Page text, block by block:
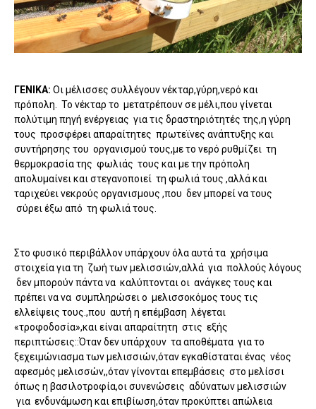
ΓΕΝΙΚΑ: Οι μέλισσες συλλέγουν νέκταρ,γύρη,νερό και
πρόπολη. Το νέκταρ το μετατρέπουν σε μέλι,που γίνεται
πολύτιμη πηγή ενέργειας για τις δραστηριότητές της,η γύρη
τους προσφέρει απαραίτητες πρωτεϊνες ανάπτυξης και
συντήρησης του οργανισμού τους,με το νερό ρυθμίζει τη
θερμοκρασία της φωλιάς τους και με την πρόπολη
απολυμαίνει και στεγανοποιεί τη φωλιά τους ,αλλά και
ταριχεύει νεκρούς οργανισμους ,που δεν μπορεί να τους
σύρει έξω από τη φωλιά τους.
Στο φυσικό περιβάλλον υπάρχουν όλα αυτά τα χρήσιμα
στοιχεία για τη ζωή των μελισσιών,αλλά για πολλούς λόγους
δεν μπορούν πάντα να καλύπτονται οι ανάγκες τους και
πρέπει να να συμπληρώσει ο μελισσοκόμος τους τις
ελλείψεις τους.,που αυτή η επέμβαση λέγεται
«τροφοδοσία»,και είναι απαραίτητη στις εξής
περιπτώσεις::Όταν δεν υπάρχουν τα αποθέματα για το
ξεχειμώνιασμα των μελισσιών,όταν εγκαθίσταται ένας νέος
αφεσμός μελισσών,,όταν γίνονται επεμβάσεις στο μελίσσι
όπως η βασιλοτροφία,οι συνενώσεις αδύνατων μελισσιών
για ενδυνάμωση και επιβίωση,όταν προκύπτει απώλεια